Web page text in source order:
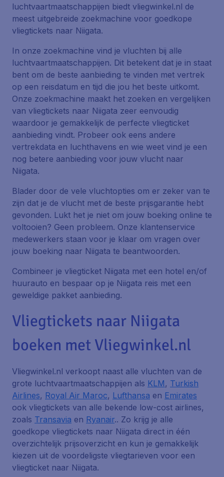
luchtvaartmaatschappijen biedt vliegwinkel.nl de
meest uitgebreide zoekmachine voor goedkope
vliegtickets naar Niigata.
In onze zoekmachine vind je vluchten bij alle
luchtvaartmaatschappijen. Dit betekent dat je in staat
bent om de beste aanbieding te vinden met vertrek
op een reisdatum en tijd die jou het beste uitkomt.
Onze zoekmachine maakt het zoeken en vergelijken
van vliegtickets naar Niigata zeer eenvoudig
waardoor je gemakkelijk de perfecte vliegticket
aanbieding vindt. Probeer ook eens andere
vertrekdata en luchthavens en wie weet vind je een
nog betere aanbieding voor jouw vlucht naar
Niigata.
Blader door de vele vluchtopties om er zeker van te
zijn dat je de vlucht met de beste prijsgarantie hebt
gevonden. Lukt het je niet om jouw boeking online te
voltooien? Geen probleem. Onze klantenservice
medewerkers staan voor je klaar om vragen over
jouw boeking naar Niigata te beantwoorden.
Combineer je vliegticket Niigata met een hotel en/of
huurauto en bespaar op je Niigata reis met een
geweldige pakket aanbieding.
Vliegtickets naar Niigata
boeken met Vliegwinkel.nl
Vliegwinkel.nl verkoopt naast alle vluchten van de
grote luchtvaartmaatschappijen als KLM, Turkish
Airlines, Royal Air Maroc, Lufthansa en Emirates
ook vliegtickets van alle bekende low-cost airlines,
zoals Transavia en Ryanair.. Zo krijg je alle
goedkope vliegtickets naar Niigata direct in één
overzichtelijk prijsoverzicht en kun je gemakkelijk
kiezen uit de voordeligste vliegtarieven voor een
vliegticket naar Niigata.